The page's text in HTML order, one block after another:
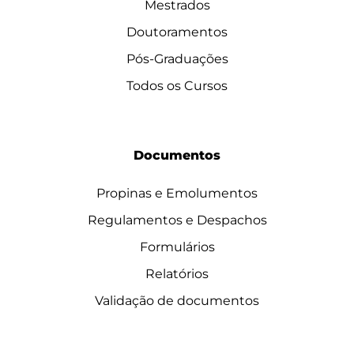
Mestrados
Doutoramentos
Pós-Graduações
Todos os Cursos
Documentos
Propinas e Emolumentos
Regulamentos e Despachos
Formulários
Relatórios
Validação de documentos